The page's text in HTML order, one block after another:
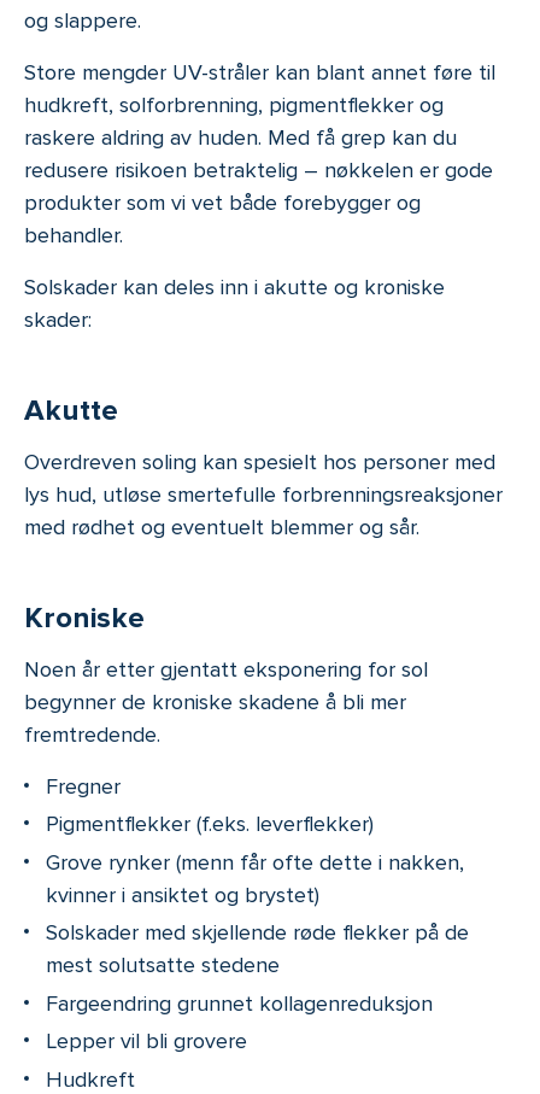
og slappere.
Store mengder UV-stråler kan blant annet føre til
hudkreft, solforbrenning, pigmentflekker og
raskere aldring av huden. Med få grep kan du
redusere risikoen betraktelig – nøkkelen er gode
produkter som vi vet både forebygger og
behandler.
Solskader kan deles inn i akutte og kroniske
skader:
Akutte
Overdreven soling kan spesielt hos personer med
lys hud, utløse smertefulle forbrenningsreaksjoner
med rødhet og eventuelt blemmer og sår.
Kroniske
Noen år etter gjentatt eksponering for sol
begynner de kroniske skadene å bli mer
fremtredende.
Fregner
Pigmentflekker (f.eks. leverflekker)
Grove rynker (menn får ofte dette i nakken,
kvinner i ansiktet og brystet)
Solskader med skjellende røde flekker på de
mest solutsatte stedene
Fargeendring grunnet kollagenreduksjon
Lepper vil bli grovere
Hudkreft